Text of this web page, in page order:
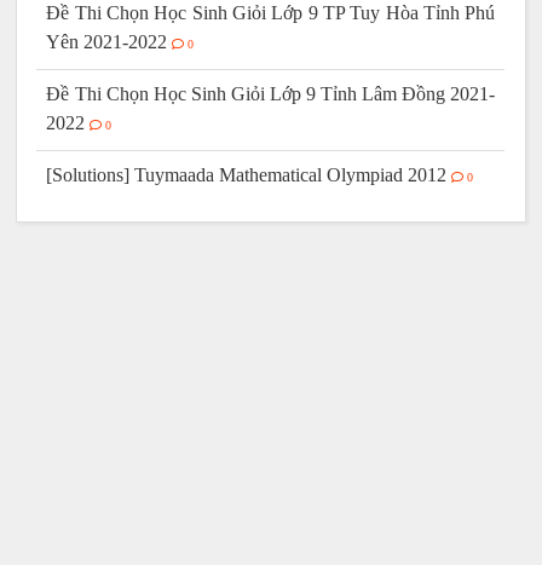
Đề Thi Chọn Học Sinh Giỏi Lớp 9 TP Tuy Hòa Tỉnh Phú
Yên 2021-2022
0
Đề Thi Chọn Học Sinh Giỏi Lớp 9 Tỉnh Lâm Đồng 2021-
2022
0
[Solutions] Tuymaada Mathematical Olympiad 2012 0